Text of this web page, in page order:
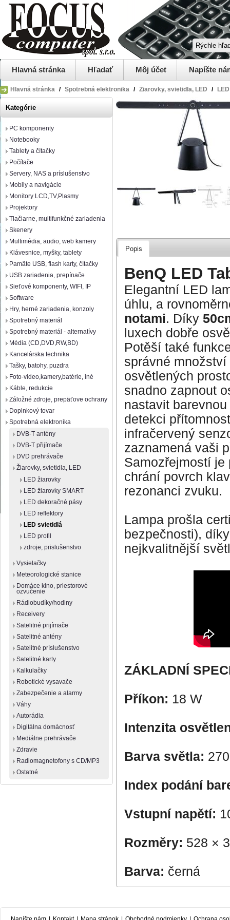
Hlavná stránka Hľadať Môj účet Napíšte
Hlavná stránka / Spotrebná elektronika / Žiarovky, svietidla, LED /
Kategórie
PC komponenty
Notebooky
Tablety a čítačky
Počítače
Servery, NAS a príslušenstvo
Mobily a navigácie
Monitory LCD,TV,Plasmy
Projektory
Tlačiarne, multifunkčné zariadenia
Skenery
Multimédia, audio, web kamery
Klávesnice, myšky, tablety
Pamäte USB, flash karty, čítačky
USB zariadenia, prepínače
Sieťové komponenty, WIFI, IP
Software
Hry, herné zariadenia, konzoly
Spotrebný materiál
Spotrebný materiál - alternatívy
Média (CD,DVD,RW,BD)
Kancelárska technika
Tašky, batohy, puzdra
Foto-video,kamery,batérie, iné
Káble, redukcie
Záložné zdroje, prepäťove ochrany
Doplnkový tovar
Spotrebná elektronika
DVB-T antény
DVB-T přijímače
DVD prehrávače
Žiarovky, svietidla, LED
LED žiarovky
LED žiarovky SMART
LED dekoračné pásy
LED reflektory
LED svietidlá
LED profil
zdroje, prislušenstvo
Vysielačky
Meteorologické stanice
Domáce kino, priestorové
ozvučenie
Rádiobudíky/hodiny
Receivery
Satelitné prijímače
Satelitné antény
Satelitné príslušenstvo
Satelitné karty
Kalkulačky
Robotické vysavače
Zabezpečenie a alarmy
Váhy
Autorádia
Digitálna domácnosť
Mediálne prehrávače
Zdravie
Radiomagnetofony s CD/MP3
Ostatné
Popis
BenQ LED
Elegantní LED
úhlu, a
notami. Díky
luxech dobře
Potěší také
správné
osvětlených
snadno zapnout
nastavit
detekci
infračervený
zaznamená vaši
Samozřejmostí je
chrání povrch
rezonanci zvuku.
Lampa prošla
bezpečnosti),
nejkvalitnější
ZÁKLADNÍ
Příkon: 18 W
Intenzita
Barva světla:
Index podání
Vstupní napětí:
Rozměry: 528 ×
Barva: černá